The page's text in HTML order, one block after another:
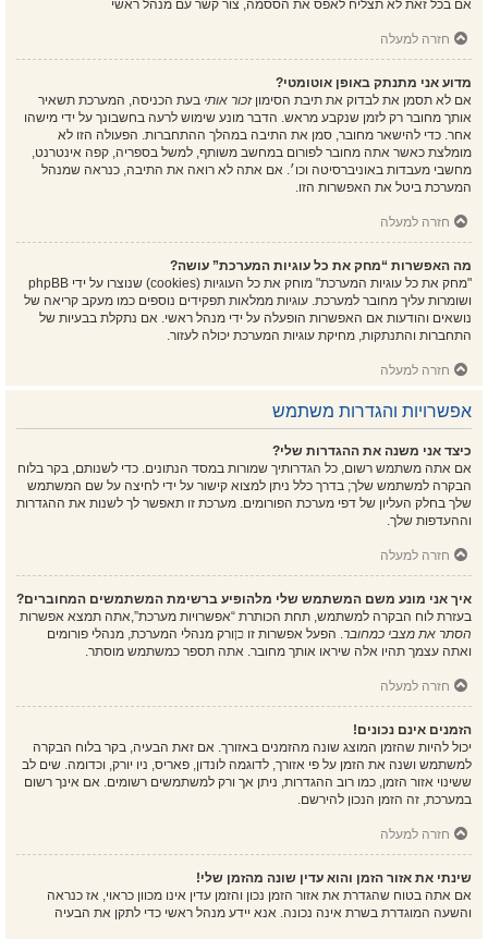
אם בכל זאת לא תצליח לאפס את הססמה, צור קשר עם מנהל ראשי
חזרה למעלה
מדוע אני מתנתק באופן אוטומטי?
אם לא תסמן את לבדוק את תיבת הסימוןזכור אותי בעת הכניסה, המערכת תשאיר
אותך מחובר רק לזמן שנקבע מראש. הדבר מונע שימוש לרעה בחשבונך על ידי מישהו
אחר. כדי להישאר מחובר, סמן את התיבה במהלך ההתחברות. הפעולה הזו לא
מומלצת כאשר אתה מחובר לפורום במחשב משותף, למשל בספריה, קפה אינטרנט,
מחשבי מעבדות באוניברסיטה וכו׳. אם אתה לא רואה את התיבה, כנראה שמנהל
המערכת ביטל את האפשרות הזו.
חזרה למעלה
מה האפשרות “מחק את כל עוגיות המערכת” עושה?
"מחק את כל עוגיות המערכת" מוחק את כל העוגיות (cookies) שנוצרו על ידי phpBB
ושומרות עליך מחובר למערכת. עוגיות ממלאות תפקידים נוספים כמו מעקב קריאה של
נושאים והודעות אם האפשרות הופעלה על ידי מנהל ראשי. אם נתקלת בבעיות של
התחברות והתנתקות, מחיקת עוגיות המערכת יכולה לעזור.
חזרה למעלה
אפשרויות והגדרות משתמש
כיצד אני משנה את ההגדרות שלי?
אם אתה משתמש רשום, כל הגדרותיך שמורות במסד הנתונים. כדי לשנותם, בקר בלוח
הבקרה למשתמש שלך; בדרך כלל ניתן למצוא קישור על ידי לחיצה על שם המשתמש
שלך בחלק העליון של דפי מערכת הפורומים. מערכת זו תאפשר לך לשנות את ההגדרות
וההעדפות שלך.
חזרה למעלה
איך אני מונע משם המשתמש שלי מלהופיע ברשימת המשתמשים המחוברים?
בעזרת לוח הבקרה למשתמש, תחת הכותרת “אפשרויות מערכת”,אתה תמצא אפשרות
הסתר את מצבי כמחובר. הפעל אפשרות זו כןורק מנהלי המערכת, מנהלי פורומים
ואתה עצמך תהיו אלה שיראו אותך מחובר. אתה תספר כמשתמש מוסתר.
חזרה למעלה
הזמנים אינם נכונים!
יכול להיות שהזמן המוצג שונה מהזמנים באזורך. אם זאת הבעיה, בקר בלוח הבקרה
למשתמש ושנה את הזמן על פי אזורך, לדוגמה לונדון, פאריס, ניו יורק, וכדומה. שים לב
ששינוי אזור הזמן, כמו רוב ההגדרות, ניתן אך ורק למשתמשים רשומים. אם אינך רשום
במערכת, זה הזמן הנכון להירשם.
חזרה למעלה
שינתי את אזור הזמן והוא עדין שונה מהזמן שלי!
אם אתה בטוח שהגדרת את אזור הזמן נכון והזמן עדין אינו מכוון כראוי, אז כנראה
והשעה המוגדרת בשרת אינה נכונה. אנא יידע מנהל ראשי כדי לתקן את הבעיה